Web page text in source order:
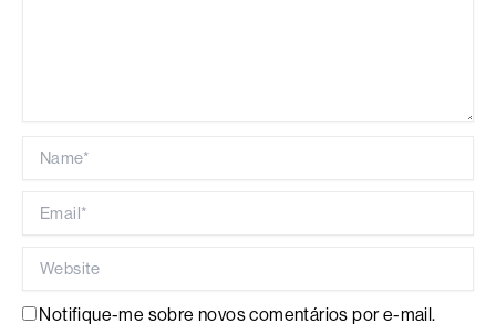
Notifique-me sobre novos comentários por e-mail.